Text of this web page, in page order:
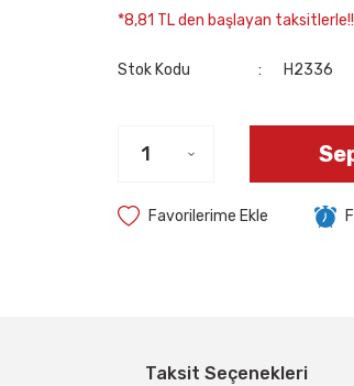
*8,81 TL den başlayan taksitlerle!!
Stok Kodu H2336
Taksit Seçenekleri